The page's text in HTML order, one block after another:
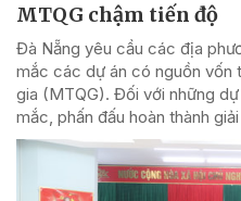
MTQG chậm tiến độ
Đà Nẵng yêu cầu các địa
mắc các dự án có nguồn vốn
gia (MTQG). Đối với những
mắc, phấn đấu hoàn thành